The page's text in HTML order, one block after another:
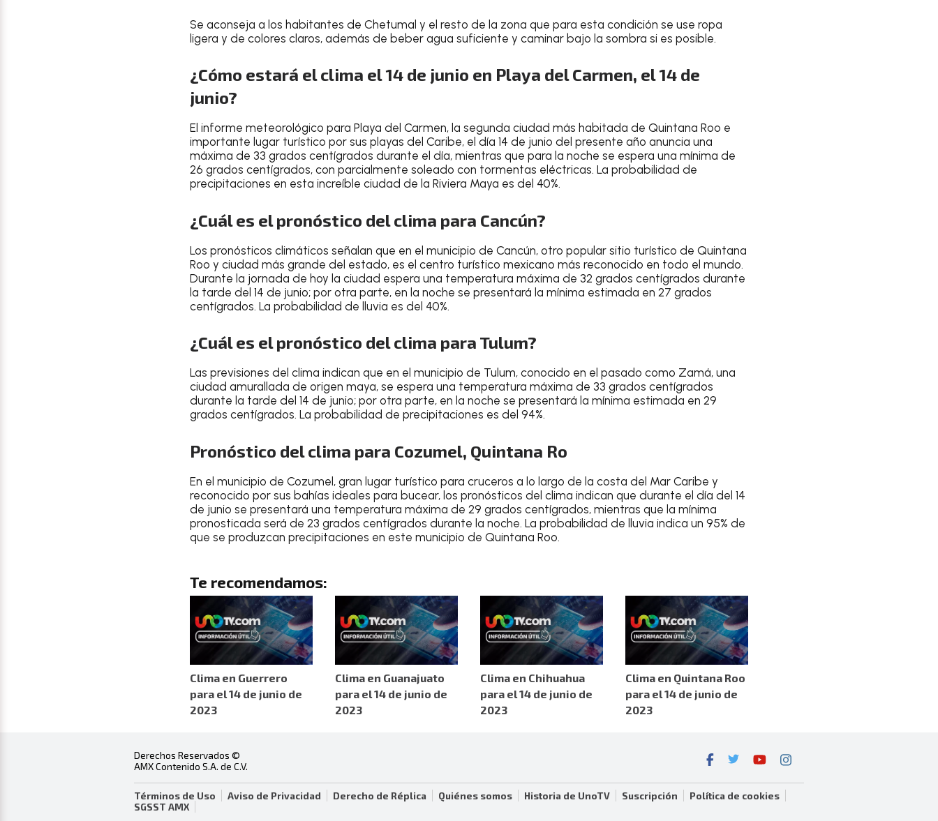
Se aconseja a los habitantes de Chetumal y el resto de la zona que para esta condición se use ropa
ligera y de colores claros, además de beber agua suficiente y caminar bajo la sombra si es posible.
¿Cómo estará el clima el 14 de junio en Playa del Carmen, el 14 de
junio?
El informe meteorológico para Playa del Carmen, la segunda ciudad más habitada de Quintana Roo e
importante lugar turístico por sus playas del Caribe, el día 14 de junio del presente año anuncia una
máxima de 33 grados centígrados durante el día, mientras que para la noche se espera una mínima de
26 grados centígrados, con parcialmente soleado con tormentas eléctricas. La probabilidad de
precipitaciones en esta increíble ciudad de la Riviera Maya es del 40%.
¿Cuál es el pronóstico del clima para Cancún?
Los pronósticos climáticos señalan que en el municipio de Cancún, otro popular sitio turístico de Quintana
Roo y ciudad más grande del estado, es el centro turístico mexicano más reconocido en todo el mundo.
Durante la jornada de hoy la ciudad espera una temperatura máxima de 32 grados centígrados durante
la tarde del 14 de junio; por otra parte, en la noche se presentará la mínima estimada en 27 grados
centígrados. La probabilidad de lluvia es del 40%.
¿Cuál es el pronóstico del clima para Tulum?
Las previsiones del clima indican que en el municipio de Tulum, conocido en el pasado como Zamá, una
ciudad amurallada de origen maya, se espera una temperatura máxima de 33 grados centígrados
durante la tarde del 14 de junio; por otra parte, en la noche se presentará la mínima estimada en 29
grados centígrados. La probabilidad de precipitaciones es del 94%.
Pronóstico del clima para Cozumel, Quintana Ro
En el municipio de Cozumel, gran lugar turístico para cruceros a lo largo de la costa del Mar Caribe y
reconocido por sus bahías ideales para bucear, los pronósticos del clima indican que durante el día del 14
de junio se presentará una temperatura máxima de 29 grados centígrados, mientras que la mínima
pronosticada será de 23 grados centígrados durante la noche. La probabilidad de lluvia indica un 95% de
que se produzcan precipitaciones en este municipio de Quintana Roo.
Te recomendamos:
Clima en Guerrero
para el 14 de junio de
2023
Clima en Guanajuato
para el 14 de junio de
2023
Clima en Chihuahua
para el 14 de junio de
2023
Clima en Quintana Roo
para el 14 de junio de
2023
Derechos Reservados ©
AMX Contenido S.A. de C.V.
Términos de Uso Aviso de Privacidad Derecho de Réplica Quiénes somos Historia de UnoTV Suscripción
Política de cookies
SGSST AMX